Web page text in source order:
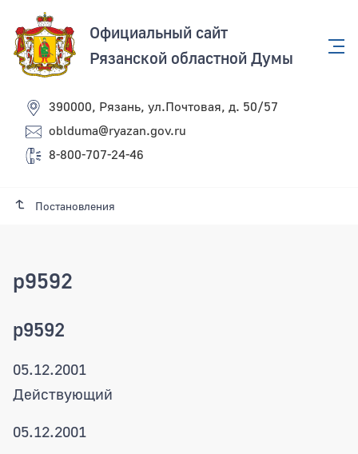
Официальный сайт
Рязанской областной Думы
390000, Рязань, ул.Почтовая, д. 50/57
oblduma@ryazan.gov.ru
8-800-707-24-46
Постановления
p9592
p9592
05.12.2001
Действующий
05.12.2001